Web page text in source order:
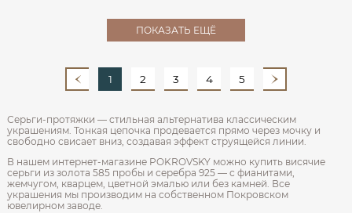
ПОКАЗАТЬ ЕЩЁ
1 2 3 4 5
Серьги-протяжки — стильная альтернатива классическим
украшениям. Тонкая цепочка продевается прямо через мочку и
свободно свисает вниз, создавая эффект струящейся линии.
В нашем интернет-магазине POKROVSKY можно купить висячие
серьги из золота 585 пробы и серебра 925 — с фианитами,
жемчугом, кварцем, цветной эмалью или без камней. Все
украшения мы производим на собственном Покровском
ювелирном заводе.